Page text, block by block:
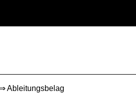
Ableitungsbelag